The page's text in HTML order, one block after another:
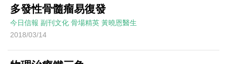
多發性骨髓瘤易復發
今日信報 副刊文化 骨場精英 黃曉恩醫生
2018/03/14